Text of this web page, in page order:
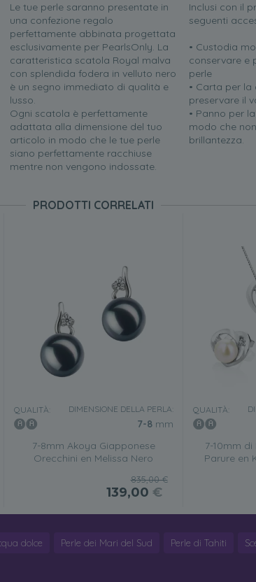
Le tue perle saranno presentate in
una confezione regalo
perfettamente abbinata progettata
esclusivamente per PearlsOnly. La
caratteristica scatola Royal malva
con splendida fodera in velluto nero
è un segno immediato di qualità e
lusso.
Ogni scatola è perfettamente
adattata alla dimensione del tuo
articolo in modo che le tue perle
siano perfettamente racchiuse
mentre non vengono indossate.
Inclusi con il
seguenti
• Custodia
conservare e
perle
• Carta per la
preservare il
• Panno per
modo che
brillantezza.
PRODOTTI CORRELATI
QUALITÀ: DIMENSIONE DELLA PERLA:
7-8mm
7-8mm Akoya Giapponese
Orecchini en Melissa Nero
835,00 €
139,00 €
QUALITÀ:
7-10mm
Parure en
dolce Perle dei Mari del Sud Perle di Tahiti